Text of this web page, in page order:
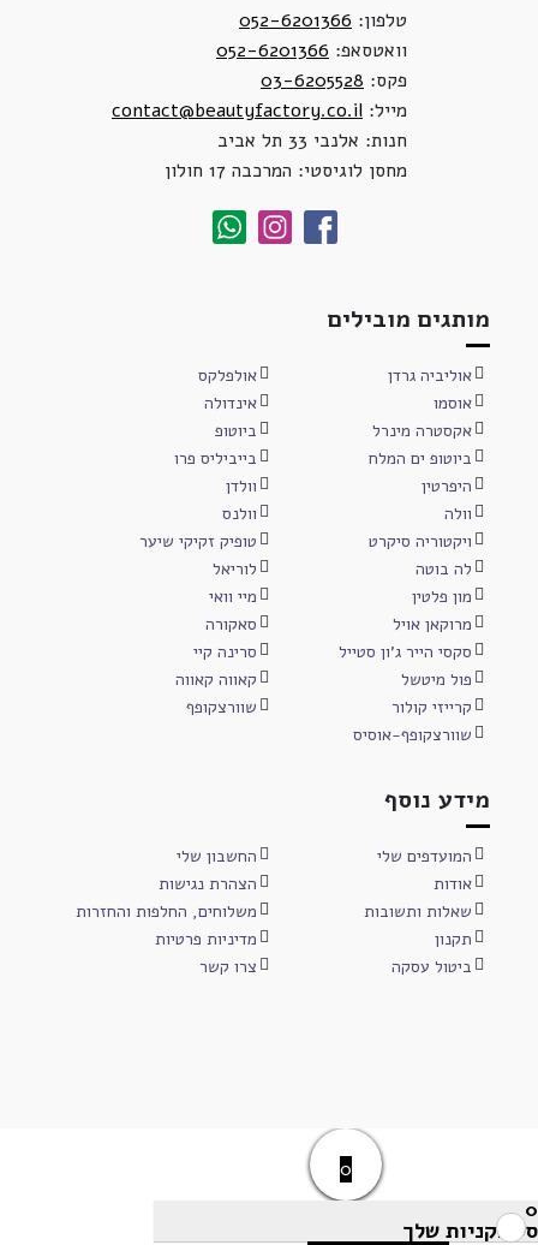
טלפון: 052-6201366
וואטסאפ: 052-6201366
פקס: 03-6205528
מייל: contact@beautyfactory.co.il
חנות: אלנבי 33 תל אביב
מחסן לוגיסטי: המרכבה 17 חולון
מותגים מובילים
אוליביה גרדן
אולפלקס
אוסמו
אינדולה
אקסטרה מינרל
ביוטופ
ביוטופ ים המלח
בייביליס פרו
היפרטין
וולדן
וולה
וולנס
ויקטוריה סיקרט
טופיק זקיקי שיער
לה בוטה
לוריאל
מון פלטין
מיי וואי
מרוקאן אויל
סאקורה
סקסי הייר ג'ון סטייל
סרינה קיי
פול מיטשל
קאווה קאווה
קרייזי קולור
שוורצקופף
שוורצקופף-אוסיס
מידע נוסף
המועדפים שלי
החשבון שלי
אודות
הצהרת נגישות
שאלות ותשובות
משלוחים, החלפות והחזרות
תקנון
מדיניות פרטיות
ביטול עסקה
צרו קשר
0
0
סל הקניות שלך